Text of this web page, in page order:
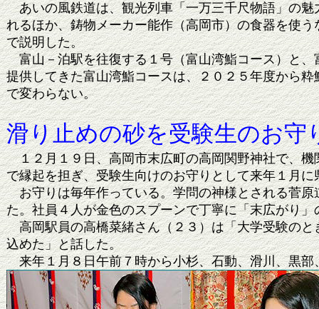
あいの風鉄道は、観光列車「一万三千尺物語」の魅
れるほか、鋳物メーカー能作（高岡市）の食器を使
で説明した。
富山－泊駅を往復する１号（富山湾鮨コース）と、
提供してきた富山湾鮨コースは、２０２５年度から
で変わらない。
滑り止めの砂を受験生のお
１２月１９日、高岡市末広町の高岡関野神社で、機
で縁起を担ぎ、受験生向けのお守りとして来年１月
お守りは毎年作っている。学問の神様とされる菅原
た。社員４人が金色のスプーンで丁寧に「末広がり
高岡駅員の高橋菜緒さん（２３）は「大学受験のと
込めた」と話した。
来年１月８日午前７時から小杉、石動、滑川、黒部